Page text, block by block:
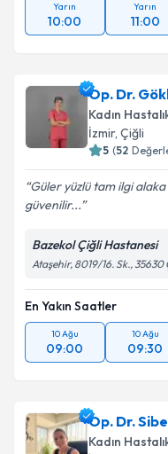
Yarın
10:00
Yarın
11:00
Op. Dr.
Kadın
İzmir, Çiğli
5 (52
Güler yüzlü tam ilgi alaka
güvenilir...
Bazekol Çiğli Hastanesi
Ataşehir, 8019/16. Sk.,
En Yakın Saatler
10 Ağu
09:00
10 Ağu
09:30
Op. Dr.
Kadın